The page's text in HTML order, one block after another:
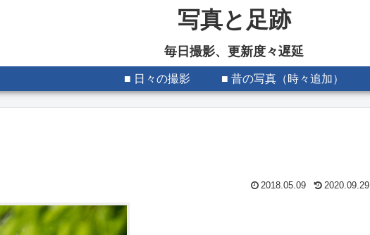
写真と足跡
毎日撮影、更新度々遅延
■ 日々の撮影 ■ 昔の写真（時々追加）
2018.05.09 2020.09.29